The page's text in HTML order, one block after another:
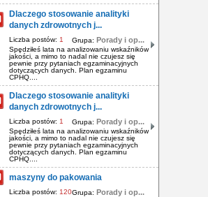
Dlaczego stosowanie analityki
danych zdrowotnych j...
Liczba postów: 1 Grupa: Porady i op...
Spędziłeś lata na analizowaniu wskaźników
jakości, a mimo to nadal nie czujesz się
pewnie przy pytaniach egzaminacyjnych
dotyczących danych. Plan egzaminu
CPHQ....
Dlaczego stosowanie analityki
danych zdrowotnych j...
Liczba postów: 1 Grupa: Porady i op...
Spędziłeś lata na analizowaniu wskaźników
jakości, a mimo to nadal nie czujesz się
pewnie przy pytaniach egzaminacyjnych
dotyczących danych. Plan egzaminu
CPHQ....
maszyny do pakowania
Liczba postów: 120Grupa: Porady i op...